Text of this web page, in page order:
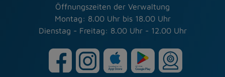
Öffnungszeiten der Verwaltung
Montag: 8.00 Uhr bis 18.00 Uhr
Dienstag - Freitag: 8.00 Uhr - 12.00 Uhr